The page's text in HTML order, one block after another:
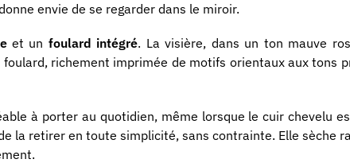
envie de se regarder dans le miroir.
et un foulard intégré. La visière, dans un ton mauve
richement imprimée de motifs orientaux aux tons
à porter au quotidien, même lorsque le cuir chevelu
la retirer en toute simplicité, sans contrainte. Elle sèche